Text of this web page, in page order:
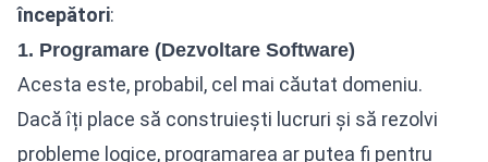
începători:
1. Programare (Dezvoltare Software)
Acesta este, probabil, cel mai căutat domeniu.
Dacă îți place să construiești lucruri și să rezolvi
probleme logice, programarea ar putea fi pentru